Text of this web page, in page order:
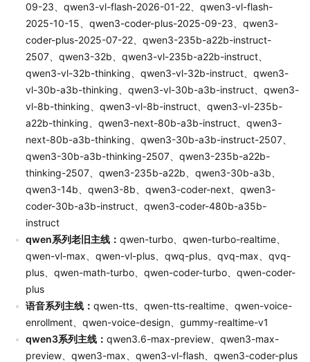
09-23、qwen3-vl-flash-2026-01-22、qwen3-vl-flash-
2025-10-15、qwen3-coder-plus-2025-09-23、qwen3-
coder-plus-2025-07-22、qwen3-235b-a22b-instruct-
2507、qwen3-32b、qwen3-vl-235b-a22b-instruct、
qwen3-vl-32b-thinking、qwen3-vl-32b-instruct、qwen3-
vl-30b-a3b-thinking、qwen3-vl-30b-a3b-instruct、qwen3-
vl-8b-thinking、qwen3-vl-8b-instruct、qwen3-vl-235b-
a22b-thinking、qwen3-next-80b-a3b-instruct、qwen3-
next-80b-a3b-thinking、qwen3-30b-a3b-instruct-2507、
qwen3-30b-a3b-thinking-2507、qwen3-235b-a22b-
thinking-2507、qwen3-235b-a22b、qwen3-30b-a3b、
qwen3-14b、qwen3-8b、qwen3-coder-next、qwen3-
coder-30b-a3b-instruct、qwen3-coder-480b-a35b-
instruct
qwen系列老旧主线： qwen-turbo、qwen-turbo-realtime、
qwen-vl-max、qwen-vl-plus、qwq-plus、qvq-max、qvq-
plus、qwen-math-turbo、qwen-coder-turbo、qwen-coder-
plus
语音系列主线： qwen-tts、qwen-tts-realtime、qwen-voice-
enrollment、qwen-voice-design、gummy-realtime-v1
qwen3系列主线： qwen3.6-max-preview、qwen3-max-
preview、qwen3-max、qwen3-vl-flash、qwen3-coder-plus